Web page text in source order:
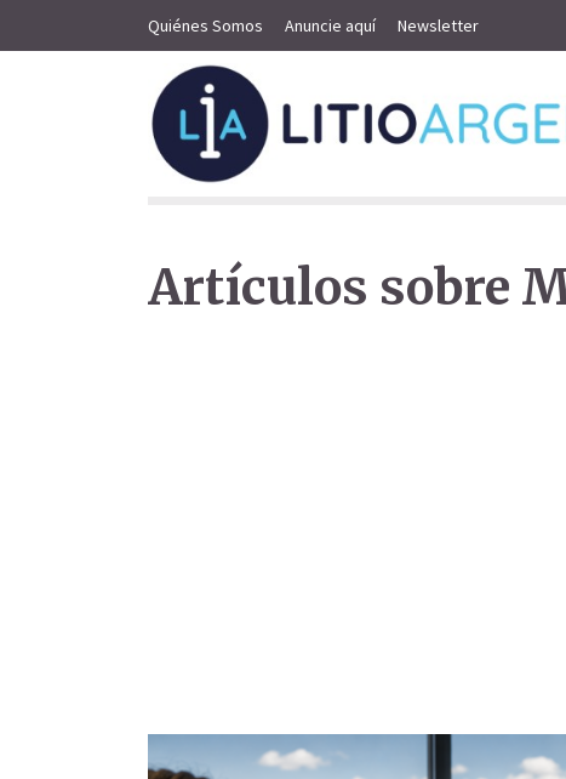
Quiénes Somos Anuncie aquí Newsletter
Artículos sobre